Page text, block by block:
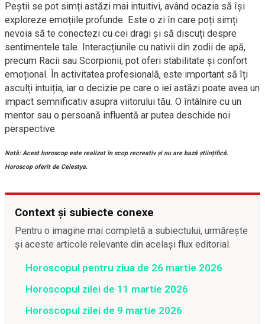
Peștii se pot simți astăzi mai intuitivi, având ocazia să își
exploreze emoțiile profunde. Este o zi în care poți simți
nevoia să te conectezi cu cei dragi și să discuți despre
sentimentele tale. Interacțiunile cu nativii din zodii de apă,
precum Racii sau Scorpionii, pot oferi stabilitate și confort
emoțional. În activitatea profesională, este important să îți
asculți intuiția, iar o decizie pe care o iei astăzi poate avea un
impact semnificativ asupra viitorului tău. O întâlnire cu un
mentor sau o persoană influentă ar putea deschide noi
perspective.
Notă: Acest horoscop este realizat în scop recreativ și nu are bază științifică.
Horoscop oferit de Celestya.
Context și subiecte conexe
Pentru o imagine mai completă a subiectului, urmărește
și aceste articole relevante din același flux editorial.
Horoscopul pentru ziua de 26 martie 2026
Horoscopul zilei de 11 martie 2026
Horoscopul zilei de 9 martie 2026